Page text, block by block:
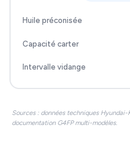
Huile préconisée
Capacité carter
Intervalle vidange
Sources : données techniques
documentation G4FP multi-modèles.